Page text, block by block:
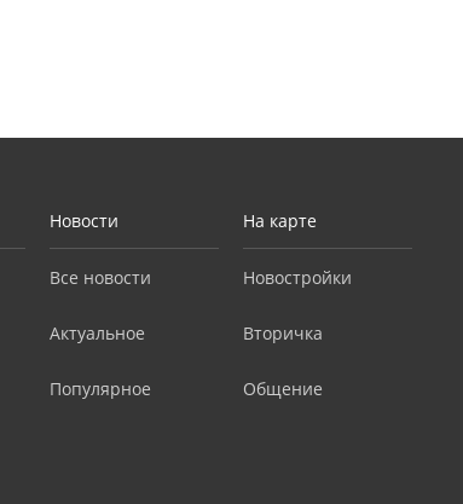
Новости
Все новости
Актуальное
Популярное
На карте
Новостройки
Вторичка
Общение